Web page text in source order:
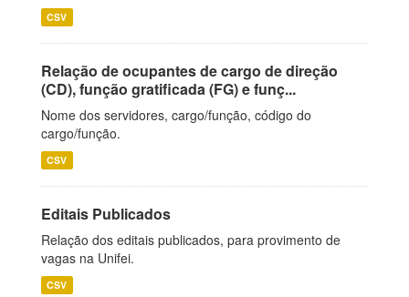
CSV
Relação de ocupantes de cargo de direção
(CD), função gratificada (FG) e funç...
Nome dos servidores, cargo/função, código do
cargo/função.
CSV
Editais Publicados
Relação dos editais publicados, para provimento de
vagas na Unifei.
CSV